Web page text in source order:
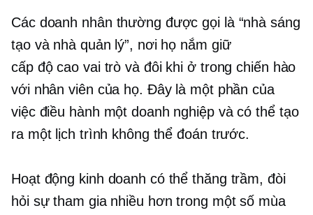
Các doanh nhân thường được gọi là “nhà sáng
tạo và nhà quản lý”, nơi họ nắm giữ
cấp độ cao vai trò và đôi khi ở trong chiến hào
với nhân viên của họ. Đây là một phần của
việc điều hành một doanh nghiệp và có thể tạo
ra một lịch trình không thể đoán trước.
Hoạt động kinh doanh có thể thăng trầm, đòi
hỏi sự tham gia nhiều hơn trong một số mùa